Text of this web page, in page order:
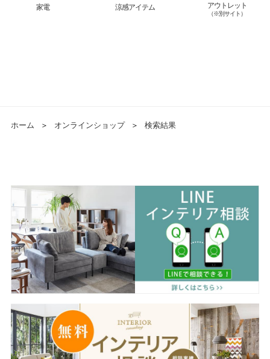
家電 涼感アイテム アウトレット
（※別サイト）
ホーム ＞ オンラインショップ ＞ 検索結果